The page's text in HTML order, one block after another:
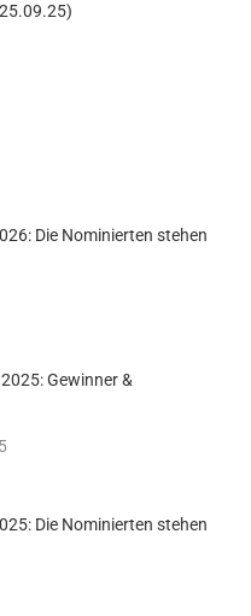
Die Nominierten stehen
Gewinner &
Die Nominierten stehen